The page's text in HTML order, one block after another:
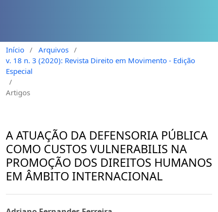
Início / Arquivos /
v. 18 n. 3 (2020): Revista Direito em Movimento - Edição
Especial
/
Artigos
A ATUAÇÃO DA DEFENSORIA PÚBLICA
COMO CUSTOS VULNERABILIS NA
PROMOÇÃO DOS DIREITOS HUMANOS
EM ÂMBITO INTERNACIONAL